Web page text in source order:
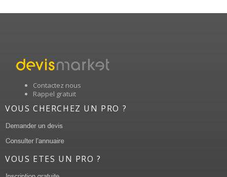
Contactez nous
Rappel gratuit
VOUS CHERCHEZ UN PRO ?
VOUS ETES UN PRO ?